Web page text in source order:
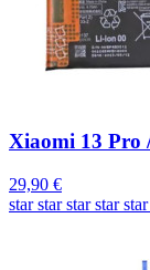
Xiaomi 13 Pro
29,90 €
star star star star star